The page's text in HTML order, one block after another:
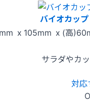
バイオカッ
x 105mm x (高
サラダやカ
対応